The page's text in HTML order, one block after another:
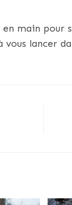
en main
vous lancer